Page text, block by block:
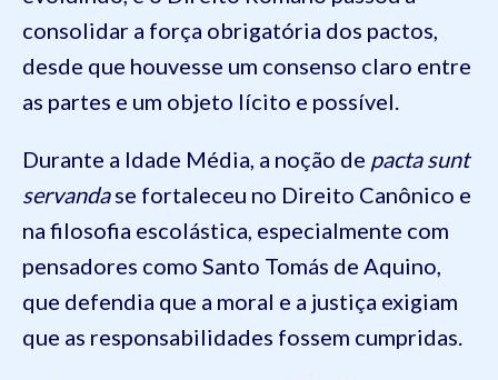
consolidar a força obrigatória dos pactos,
desde que houvesse um consenso claro entre
as partes e um objeto lícito e possível.
Durante a Idade Média, a noção de pacta sunt
servandase fortaleceu no Direito Canônico e
na filosofia escolástica, especialmente com
pensadores como Santo Tomás de Aquino,
que defendia que a moral e a justiça exigiam
que as responsabilidades fossem cumpridas.